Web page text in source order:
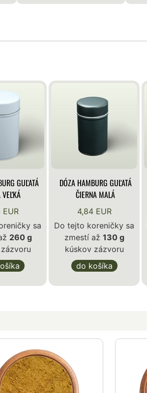
GUĽATÁ
VEĽKÁ
EUR
sa
260 g
DÓZA HAMBURG GUĽATÁ
ČIERNA MALÁ
4,84 EUR
Do tejto koreničky sa
zmestí až 130 g
kúskov zázvoru
do košíka